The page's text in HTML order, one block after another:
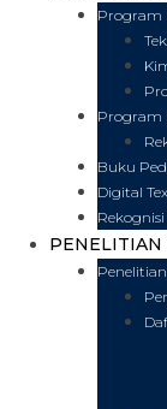
Program
Program
Buku
Digital
PENELITIAN
Penelitian